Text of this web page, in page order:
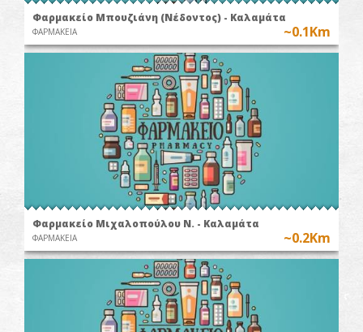
Φαρμακείο Μπουζιάνη (Νέδοντος) - Καλαμάτα
ΦΑΡΜΑΚΕΙΑ ~0.1Km
Φαρμακείο Μιχαλοπούλου Ν. - Καλαμάτα
ΦΑΡΜΑΚΕΙΑ ~0.2Km